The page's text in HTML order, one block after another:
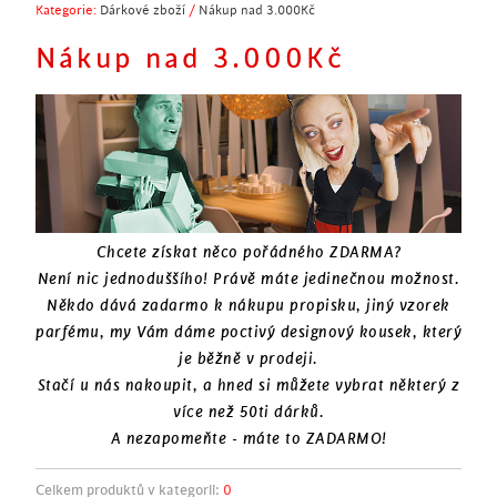
Kategorie: Dárkové zboží / Nákup nad 3.000Kč
Nákup nad 3.000Kč
Chcete získat něco pořádného ZDARMA?
Není nic jednoduššího! Právě máte jedinečnou možnost.
Někdo dává zadarmo k nákupu propisku, jiný vzorek
parfému, my Vám dáme poctivý designový kousek, který
je běžně v prodeji.
Stačí u nás nakoupit, a hned si můžete vybrat některý z
více než 50ti dárků.
A nezapomeňte - máte to ZADARMO!
Celkem produktů v kategorii: 0